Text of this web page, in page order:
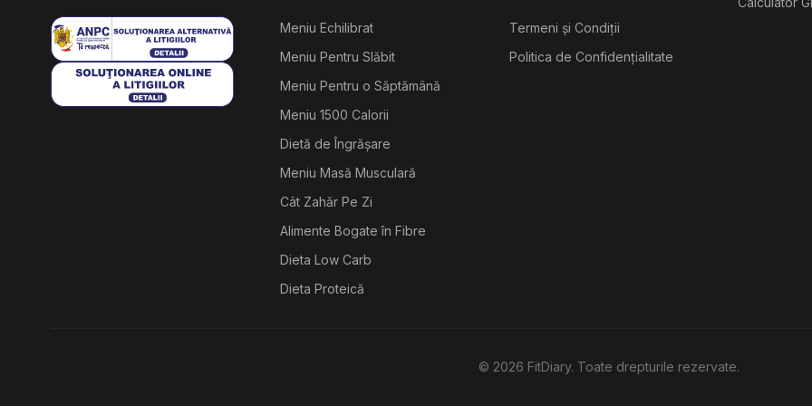
Meniu Echilibrat
Meniu Pentru Slăbit
Meniu Pentru o Săptămână
Meniu 1500 Calorii
Dietă de Îngrășare
Meniu Masă Musculară
Cât Zahăr Pe Zi
Alimente Bogate în Fibre
Dieta Low Carb
Dieta Proteică
Termeni și Condiții
Politica de Confidențialitate
© 2026 FitDiary. Toate drepturile rezervate.